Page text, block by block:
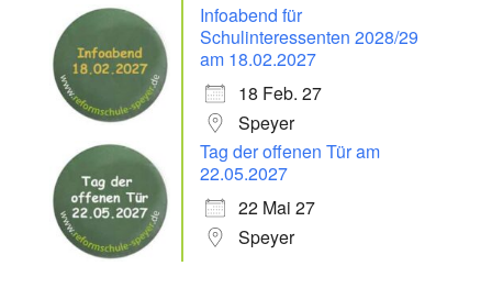
Infoabend für
Schulinteressenten 2028/29
am 18.02.2027
18 Feb. 27
Speyer
Tag der offenen Tür am
22.05.2027
22 Mai 27
Speyer